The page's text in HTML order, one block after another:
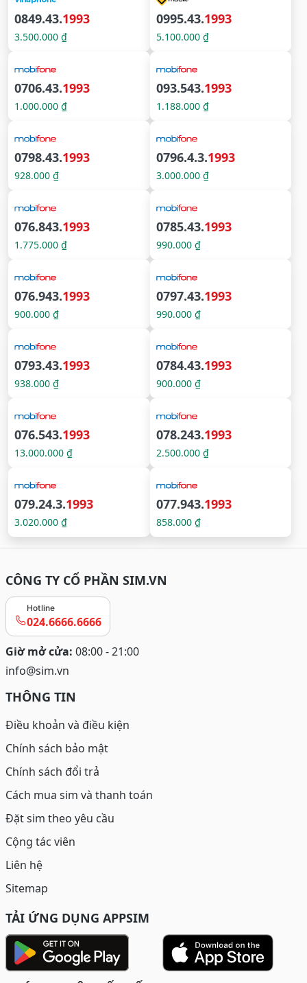
0849.43.1993
3.500.000 ₫
0995.43.1993
5.100.000 ₫
0706.43.1993
1.000.000 ₫
093.543.1993
1.188.000 ₫
0798.43.1993
928.000 ₫
0796.4.3.1993
3.000.000 ₫
076.843.1993
1.775.000 ₫
0785.43.1993
990.000 ₫
076.943.1993
900.000 ₫
0797.43.1993
990.000 ₫
0793.43.1993
938.000 ₫
0784.43.1993
900.000 ₫
076.543.1993
13.000.000 ₫
078.243.1993
2.500.000 ₫
079.24.3.1993
3.020.000 ₫
077.943.1993
858.000 ₫
CÔNG TY CỔ PHẦN SIM.VN
Hotline
024.6666.6666
Giờ mở cửa: 08:00 - 21:00
info@sim.vn
THÔNG TIN
Điều khoản và điều kiện
Chính sách bảo mật
Chính sách đổi trả
Cách mua sim và thanh toán
Đặt sim theo yêu cầu
Cộng tác viên
Liên hệ
Sitemap
TẢI ỨNG DỤNG APPSIM